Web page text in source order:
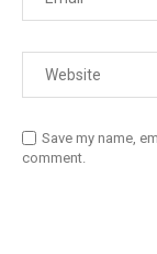
Save my name,
comment.